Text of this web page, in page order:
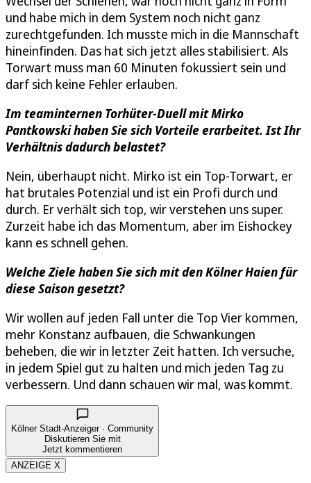
und habe mich in dem System noch nicht ganz
zurechtgefunden. Ich musste mich in die Mannschaft
hineinfinden. Das hat sich jetzt alles stabilisiert. Als
Torwart muss man 60 Minuten fokussiert sein und
darf sich keine Fehler erlauben.
Im teaminternen Torhüter-Duell mit Mirko
Pantkowski haben Sie sich Vorteile erarbeitet. Ist Ihr
Verhältnis dadurch belastet?
Nein, überhaupt nicht. Mirko ist ein Top-Torwart, er
hat brutales Potenzial und ist ein Profi durch und
durch. Er verhält sich top, wir verstehen uns super.
Zurzeit habe ich das Momentum, aber im Eishockey
kann es schnell gehen.
Welche Ziele haben Sie sich mit den Kölner Haien für
diese Saison gesetzt?
Wir wollen auf jeden Fall unter die Top Vier kommen,
mehr Konstanz aufbauen, die Schwankungen
beheben, die wir in letzter Zeit hatten. Ich versuche,
in jedem Spiel gut zu halten und mich jeden Tag zu
verbessern. Und dann schauen wir mal, was kommt.
Kölner Stadt-Anzeiger · Community
Diskutieren Sie mit
Jetzt kommentieren
ANZEIGE X